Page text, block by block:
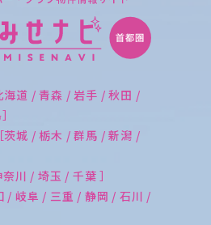
海道 / 青森 / 岩手 / 秋田 /
茨城 / 栃木 / 群馬 / 新潟 /
川 / 埼玉 / 千葉 ］
/ 岐阜 / 三重 / 静岡 / 石川 /